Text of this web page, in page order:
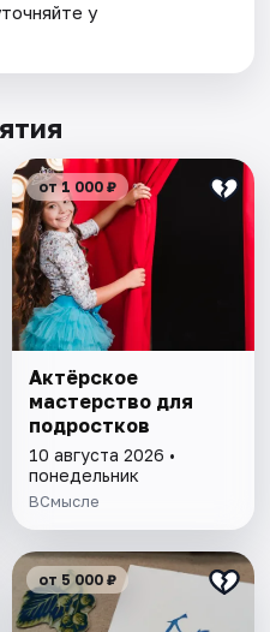
у
от 1 000 ₽
Актёрское
мастерство для
подростков
10 августа 2026 •
понедельник
ВСмысле
от 5 000 ₽